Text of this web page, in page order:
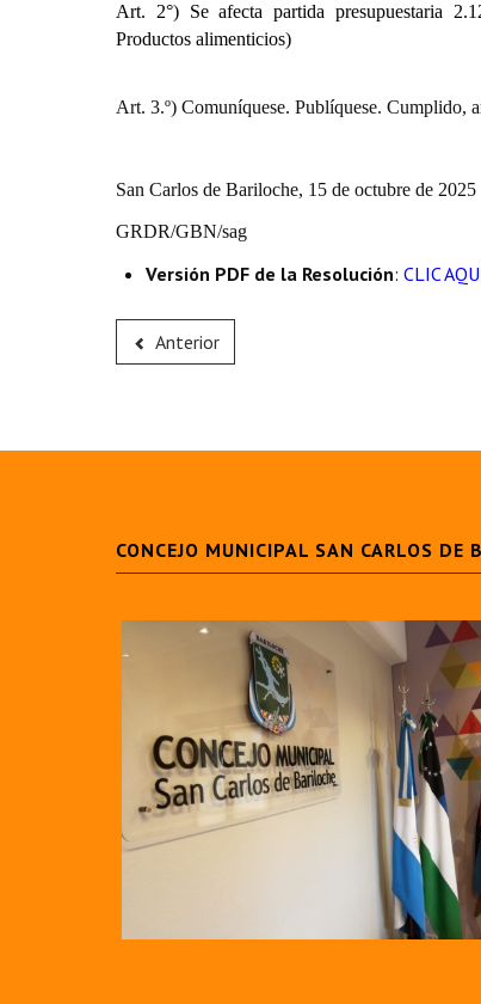
Art. 2°) Se afecta partida presupuestaria
Productos alimenticios)
Art. 3.º) Comuníquese. Publíquese. Cumplido,
San Carlos de Bariloche, 15 de octubre de 2025
GRDR/GBN/sag
Versión PDF de la Resolución: CLIC
Anterior
CONCEJO MUNICIPAL SAN CARLOS DE